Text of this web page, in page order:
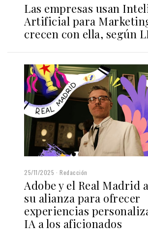
Las empresas usan
Artificial para
crecen con ella, según
25/11/2025 Redacción
Adobe y el Real Madrid
su alianza para ofrecer
experiencias
IA a los aficionados